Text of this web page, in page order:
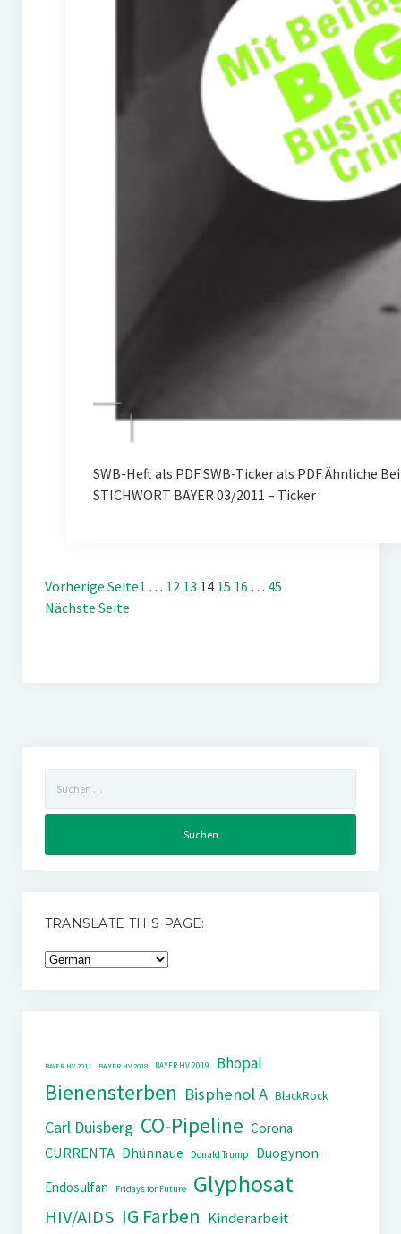
SWB-Heft als PDF SWB-Ticker als PDF Ähnliche
STICHWORT BAYER 03/2011 – Ticker
Vorherige Seite1 … 12 13 14 15 16 … 45
Nächste Seite
nach:
TRANSLATE THIS PAGE:
BAYER HV 2011 BAYER HV 2018 BAYER HV 2019 Bhopal
Bienensterben Bisphenol A BlackRock
Carl Duisberg CO-Pipeline Corona
CURRENTA Dhünnaue Donald Trump
Duogynon
Endosulfan
Fridays for Future Glyphosat
HIV/AIDS IG Farben Kinderarbeit